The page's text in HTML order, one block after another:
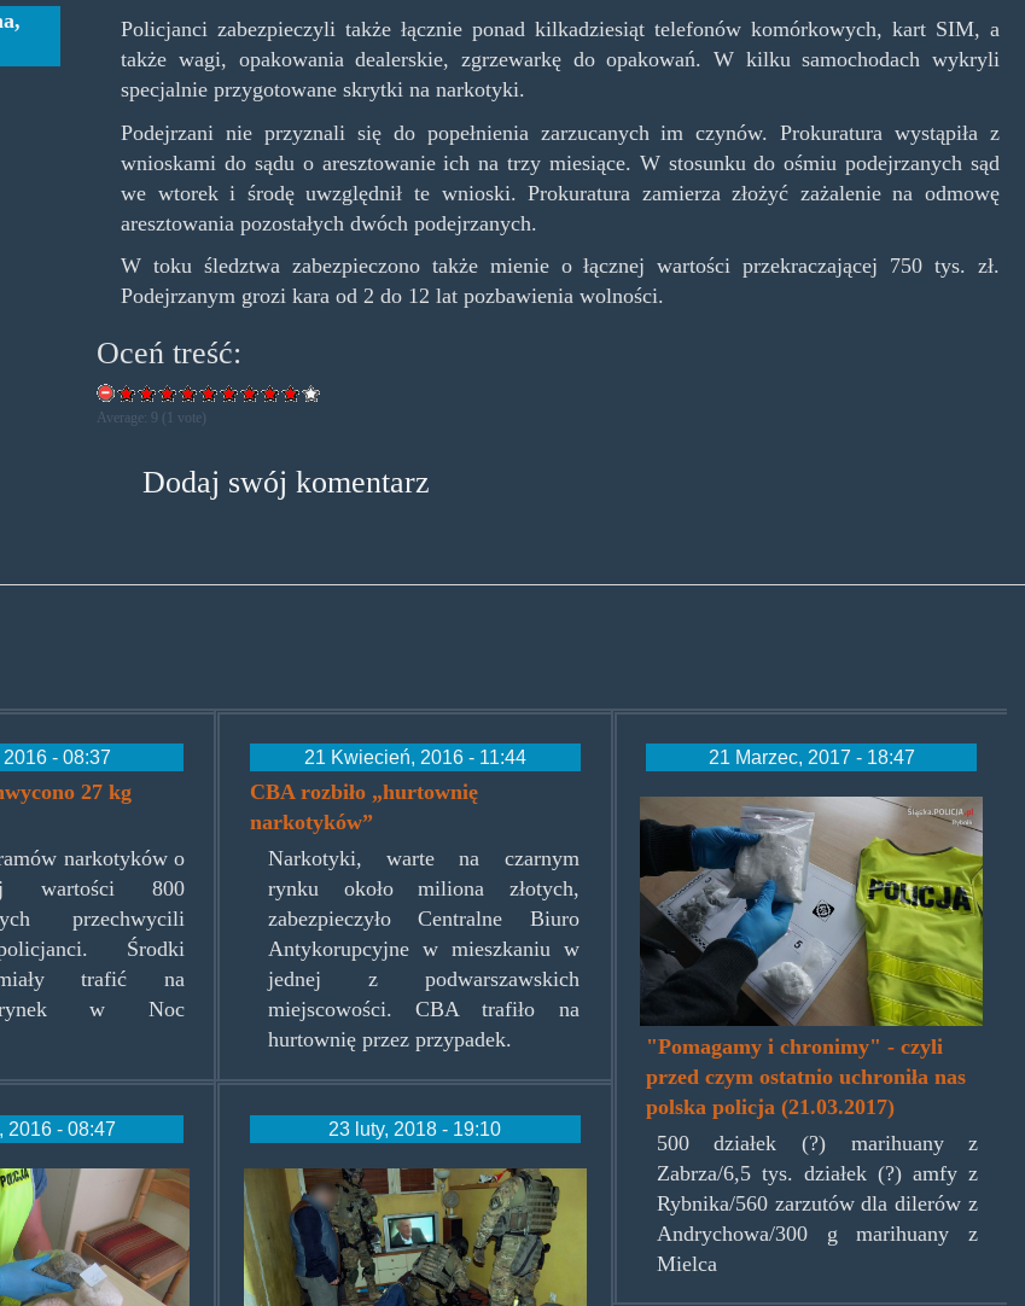
,
Policjanci zabezpieczyli także łącznie ponad kilkadziesiąt telefonów komórkowych, kart SIM, a
także wagi, opakowania dealerskie, zgrzewarkę do opakowań. W kilku samochodach wykryli
specjalnie przygotowane skrytki na narkotyki.
Podejrzani nie przyznali się do popełnienia zarzucanych im czynów. Prokuratura wystąpiła z
wnioskami do sądu o aresztowanie ich na trzy miesiące. W stosunku do ośmiu podejrzanych sąd
we wtorek i środę uwzględnił te wnioski. Prokuratura zamierza złożyć zażalenie na odmowę
aresztowania pozostałych dwóch podejrzanych.
W toku śledztwa zabezpieczono także mienie o łącznej wartości przekraczającej 750 tys. zł.
Podejrzanym grozi kara od 2 do 12 lat pozbawienia wolności.
Oceń treść:
Average: 9 ( vote)
Dodaj swój komentarz
- 08:37
27 kg
narkotyków o
wartości 800
przechwycili
Środki
trafić na
rynek w Noc
2016 - 08:47
21 Kwiecień, 2016 - 11:44
CBA rozbiło „hurtownię
narkotyków”
Narkotyki, warte na czarnym
rynku około miliona złotych,
zabezpieczyło Centralne Biuro
Antykorupcyjne w mieszkaniu w
jednej z podwarszawskich
miejscowości. CBA trafiło na
hurtownię przez przypadek.
23 luty, 2018 - 19:10
32zwawy.jpg
21 Marzec, 2017 - 18:47
"Pomagamy i chronimy" - czyli
przed czym ostatnio uchroniła nas
polska policja (21.03.2017)
500 działek (?) marihuany z
Zabrza/6,5 tys. działek (?) amfy z
Rybnika/560 zarzutów dla dilerów z
Andrychowa/300 g marihuany z
Mielca